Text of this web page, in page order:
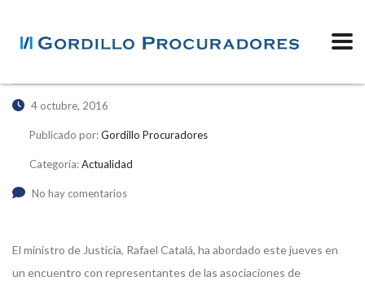
4 octubre, 2016
Publicado por:Gordillo Procuradores
Categoría:Actualidad
No hay comentarios
El ministro de Justicia, Rafael Catalá, ha abordado este jueves en
un encuentro con representantes de las asociaciones de